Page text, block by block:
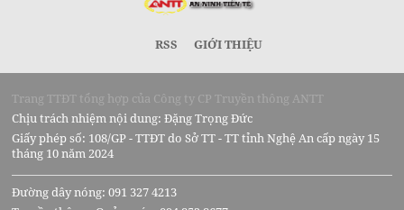
RSS GIỚI THIỆU
Trang TTĐT tổng hợp của Công ty CP Truyền thông ANTT
Chịu trách nhiệm nội dung: Đặng Trọng Đức
Giấy phép số: 108/GP - TTĐT do Sở TT - TT tỉnh Nghệ An cấp ngày 15
tháng 10 năm 2024
Đường dây nóng: 091 327 4213